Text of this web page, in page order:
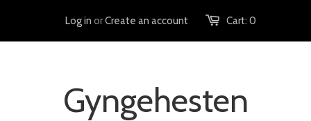
Cart: 0
Log in orCreate an account
Gyngehesten